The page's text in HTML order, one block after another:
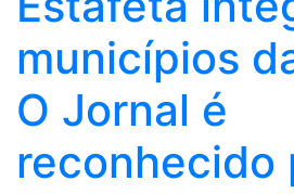
municípios
O Jornal é
reconhecido